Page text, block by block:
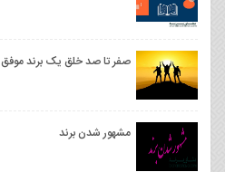
صفر تا صد خلق یک برند موفق
مشهور شدن برند